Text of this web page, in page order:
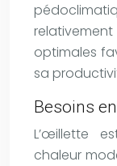
optimales
sa
Besoins
L’œillette
chaleur